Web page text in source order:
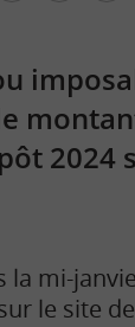
2024
mi-
le site